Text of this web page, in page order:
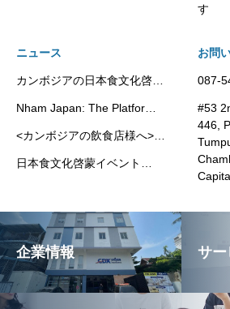
す
ニュース
カンボジアの日本食文化啓蒙
Japan”
Nham Japan: The Platform
Culture in Cambodia
<カンボジアの飲食店様へ>
業務用調味料・豆乳製品の提
日本食文化啓蒙イベント
お問
087-
#53
446,
企業情報 サー